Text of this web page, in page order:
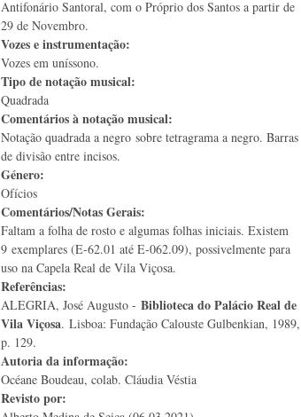
Antifonário Santoral, com o Próprio dos Santos a partir de
29 de Novembro.
Vozes e instrumentação:
Vozes em uníssono.
Tipo de notação musical:
Quadrada
Comentários à notação musical:
Notação quadrada a negro sobre tetragrama a negro. Barras
de divisão entre incisos.
Género:
Ofícios
Comentários/Notas Gerais:
Faltam a folha de rosto e algumas folhas iniciais. Existem
9 exemplares (E-62.01 até E-062.09), possivelmente para
uso na Capela Real de Vila Viçosa.
Referências:
ALEGRIA, José Augusto - Biblioteca do Palácio Real de
Vila Viçosa. Lisboa: Fundação Calouste Gulbenkian, 1989,
p. 129.
Autoria da informação:
Océane Boudeau, colab. Cláudia Véstia
Revisto por: